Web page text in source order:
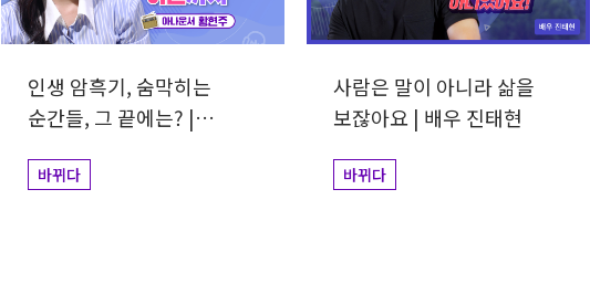
인생 암흑기, 숨막히는
순간들, 그 끝에는? |
바뀌다
사람은 말이 아니라 삶을
보잖아요 | 배우 진태현
바뀌다